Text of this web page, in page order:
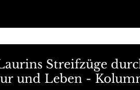
Streifzüge
und Leben -